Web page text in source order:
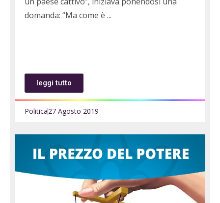
domanda: “Ma come è
leggi tutto
Politica27 Agosto 2019